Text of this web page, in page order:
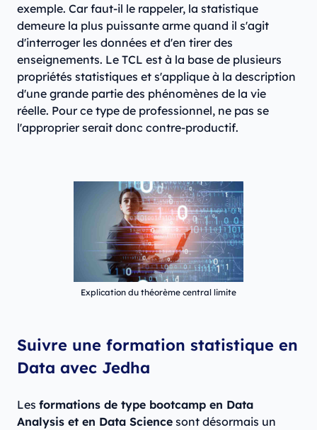
exemple. Car faut-il le rappeler, la statistique
demeure la plus puissante arme quand il s'agit
d'interroger les données et d'en tirer des
enseignements. Le TCL est à la base de plusieurs
propriétés statistiques et s'applique à la description
d'une grande partie des phénomènes de la vie
réelle. Pour ce type de professionnel, ne pas se
l'approprier serait donc contre-productif.
Explication du théorème central limite
Suivre une formation statistique en
Data avec Jedha
Les formations de type bootcamp en Data
Analysis et en Data Science sont désormais un